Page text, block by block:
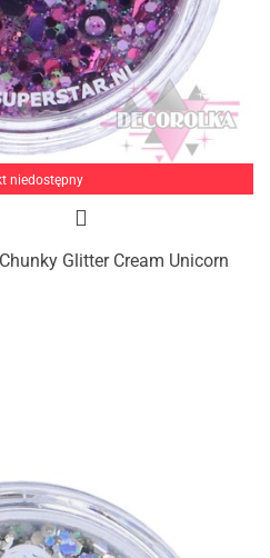
niedostępny
Glitter Cream Unicorn